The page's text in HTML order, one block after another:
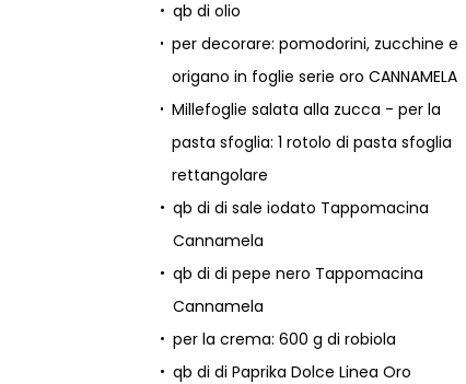
qb di olio
per decorare: pomodorini, zucchine e
origano in foglie serie oro CANNAMELA
Millefoglie salata alla zucca - per la
pasta sfoglia: 1 rotolo di pasta sfoglia
rettangolare
qb di di sale iodato Tappomacina
Cannamela
qb di di pepe nero Tappomacina
Cannamela
per la crema: 600 g di robiola
qb di di Paprika Dolce Linea Oro